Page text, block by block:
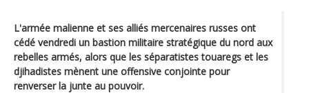
L'armée malienne et ses alliés mercenaires russes ont
cédé vendredi un bastion militaire stratégique du nord aux
rebelles armés, alors que les séparatistes touaregs et les
djihadistes mènent une offensive conjointe pour
renverser la junte au pouvoir.